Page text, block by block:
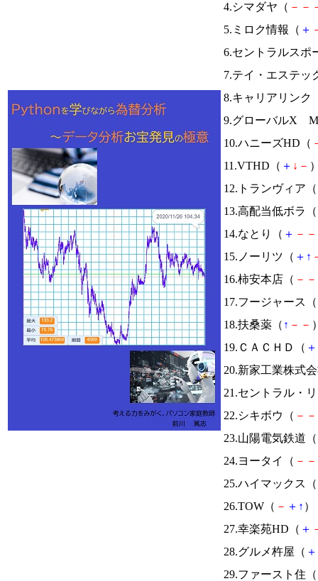
4.シマダヤ（ － －
5.ミロク情報（ ＋
6.セントラルスポ
7.テイ・エステッ
8.キャリアリンク
9.グローバルX
10.ハニーズHD（
11.VTHD（ ＋ ↓ －
12.トランヴィア（
13.高配当低ボラ（
14.なとり（ ＋ － －
15.ノーリツ（ ＋ ↑
16.柿安本店（ － －
17.フージャース（
18.扶桑薬（ ↑ － －
19.ＣＡＣＨＤ（ ＋
20.新家工業株式
21.セントラル・
22.シキボウ（ － －
23.山陽電気鉄道（
24.ヨータイ（ － －
25.ハイマックス（
26.TOW（ － ＋ ↑ ）
27.幸楽苑HD（ ＋
28.グルメ杵屋（ ＋
29.ファースト住（